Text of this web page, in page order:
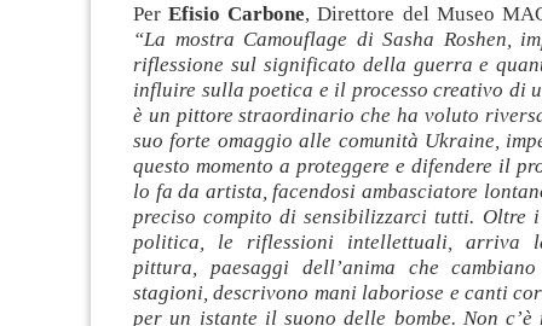
PerEfisio Carbone, Direttore del Museo
“La mostra Camouflage di Sasha Roshen,
riflessione sul significato della guerra e
influire sulla poetica e il processo creativo di
è un pittore straordinario che ha voluto
suo forte omaggio alle comunità Ukraine,
questo momento a proteggere e difendere il
lo fa da artista, facendosi ambasciatore
preciso compito di sensibilizzarci tutti. Oltre i
politica, le riflessioni intellettuali, arriva
pittura, paesaggi dell’anima che
stagioni, descrivono mani laboriose e canti
per un istante il suono delle bombe. Non